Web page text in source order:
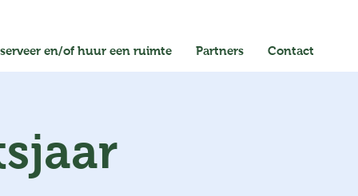
en/of huur een ruimte Partners Contact